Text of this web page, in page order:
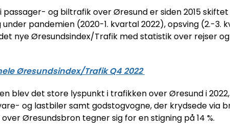
passager- og biltrafik over Øresund er siden 2015
pandemien (2020-1. kvartal 2022), opsving (2.-3.
nye Øresundsindex/Trafik med statistik over rejser
Øresundsindex/Trafik Q4 2022
blev det store lyspunkt i trafikken over Øresund i
og lastbiler samt godstogvogne, der krydsede via
Øresundsbron tegner sig for en stigning på 14 %.